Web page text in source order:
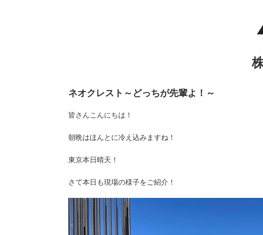
ネオクレスト～どっちが先輩よ！～
皆さんこんにちは！
朝晩はほんとに冷え込みますね！
東京本日晴天！
さて本日も現場の様子をご紹介！